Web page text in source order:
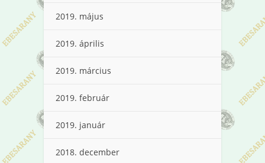
2019. május
2019. április
2019. március
2019. február
2019. január
2018. december